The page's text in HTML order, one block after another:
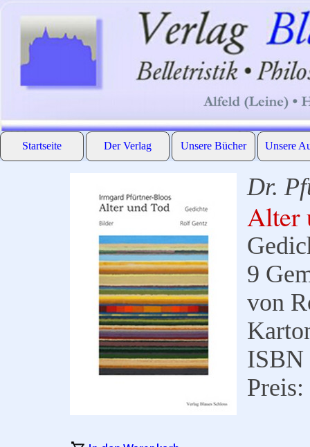
Startseite Der Verlag ▼
Unsere Bücher ▼
Unsere
Dr.
Alter
9
von
ISBN